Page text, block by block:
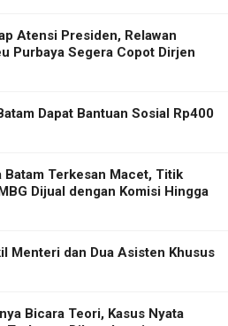
Atensi Presiden, Relawan
Purbaya Segera Copot Dirjen
Dapat Bantuan Sosial Rp400
Batam Terkesan Macet, Titik
Dijual dengan Komisi Hingga
Menteri dan Dua Asisten Khusus
Bicara Teori, Kasus Nyata